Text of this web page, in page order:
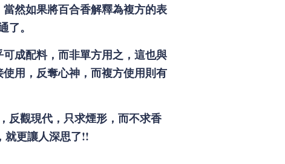
然如果將百合香解釋為複方的表
。
成配料，而非單方用之，這也與
用，反奪心神，而複方使用則有
反觀現代，只求煙形，而不求香
就更讓人深思了!!